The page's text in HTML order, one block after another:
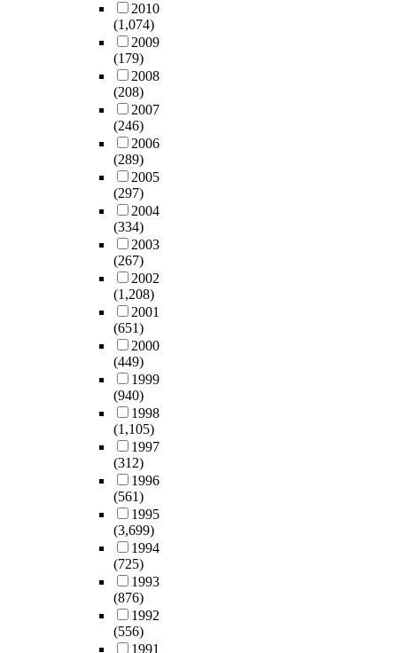
2010
(1,074)
2009
(179)
2008
(208)
2007
(246)
2006
(289)
2005
(297)
2004
(334)
2003
(267)
2002
(1,208)
2001
(651)
2000
(449)
1999
(940)
1998
(1,105)
1997
(312)
1996
(561)
1995
(3,699)
1994
(725)
1993
(876)
1992
(556)
1991